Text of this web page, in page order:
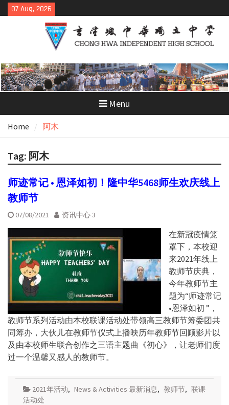
Skip
to
07 Aug, 2026
Menu
Home 阿木
Tag: 阿木
师迹常记 • 恩泽如初！隆中华5468师生欢庆线上
教师节
07/08/2021 资讯中心 3
在新冠疫情笼
罩下，本校迎
来2021年线上
教师节庆典，
今年教师节主
题为“师迹常记
•恩泽如初 ”，
教师节系列活动由本校联课活动处带领高三教师节筹委团共
同筹办，大伙儿在教师节仪式上播映历年教师节回顾影片以
及由本校师生联合创作之三语主题曲《初心》，让老师们度
过一个温馨又感人的教师节。
2021年活动, News & Activities 最新消息, 教师节, 联课
活动处